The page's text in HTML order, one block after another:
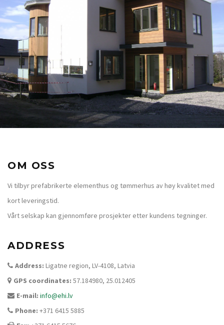
OM OSS
Vi tilbyr prefabrikerte elementhus og tømmerhus av høy kvalitet med
kort leveringstid.
Vårt selskap kan gjennomføre prosjekter etter kundens tegninger.
ADDRESS
Address: Ligatne region, LV-4108, Latvia
GPS coordinates: 57.184980, 25.012405
E-mail: info@ehi.lv
Phone: +371 6415 5885